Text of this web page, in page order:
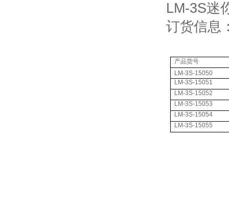
LM-3S迷
订货信息
产品货号
LM-3S-15050
LM-3S-15051
LM-3S-15052
LM-3S-15053
LM-3S-15054
LM-3S-15055